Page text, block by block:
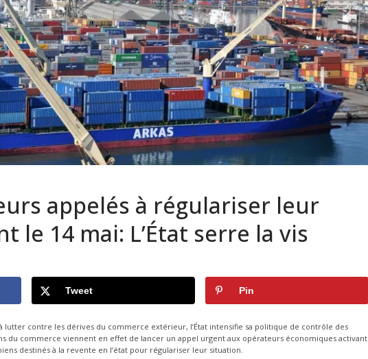
appelés à régulariser leur
le 14 mai: L’État serre la vis
Tweet Pin
lutter contre les dérives du commerce extérieur, l’État intensifie sa politique de contrôle des
du commerce viennent en effet de lancer un appel urgent aux opérateurs économiques activant
destinés à la revente en l’état pour régulariser leur situation.